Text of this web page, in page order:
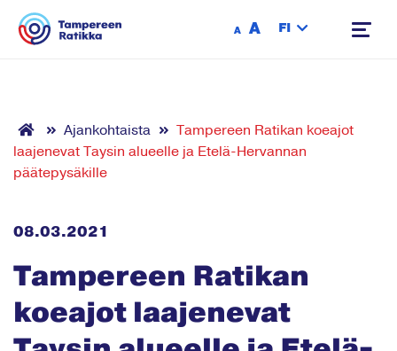
A A FI
Ajankohtaista
Tampereen Ratikan koeajot
laajenevat Taysin alueelle ja Etelä-Hervannan
päätepysäkille
08.03.2021
Tampereen Ratikan
koeajot laajenevat